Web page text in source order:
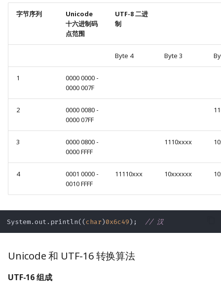
5. Process
9. Combine
字节序列
Unicode
十六进制码
点范围
UTF-8 二进
制
Byte 4 Byte 3
1
0000 0000 -
0000 007F
2
0000 0080 -
0000 07FF
3
0000 0800 -
0000 FFFF
1110xxxx
4
0001 0000 -
0010 FFFF
11110xxx 10xxxxxx
System.out.println((char)0x6c49); // 汉
Unicode 和 UTF-16 转换算法
UTF-16 组成